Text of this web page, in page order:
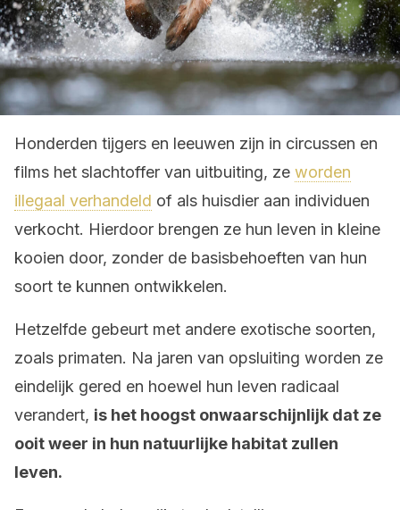
Honderden tijgers en leeuwen zijn in circussen en
films het slachtoffer van uitbuiting, ze worden
illegaal verhandeld of als huisdier aan individuen
verkocht. Hierdoor brengen ze hun leven in kleine
kooien door, zonder de basisbehoeften van hun
soort te kunnen ontwikkelen.
Hetzelfde gebeurt met andere exotische soorten,
zoals primaten. Na jaren van opsluiting worden ze
eindelijk gered en hoewel hun leven radicaal
verandert, is het hoogst onwaarschijnlijk dat ze
ooit weer in hun natuurlijke habitat zullen
leven.